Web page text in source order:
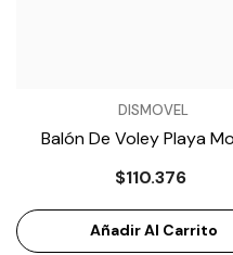
DISMOVEL
Balón De Voley Playa
MS500-N
$110.376
Añadir Al Carrito